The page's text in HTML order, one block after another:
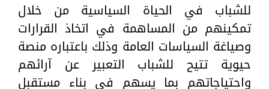
للشباب في الحياة السياسية من خلال
تمكينهم من المساهمة في اتخاذ القرارات
وصياغة السياسات العامة وذلك باعتباره منصة
حيوية تتيح للشباب التعبير عن آرائهم
واحتياجاتهم بما يسهم في بناء مستقبل